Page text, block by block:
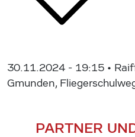
30.11.2024 - 19:15 •
Gmunden,
PARTNER